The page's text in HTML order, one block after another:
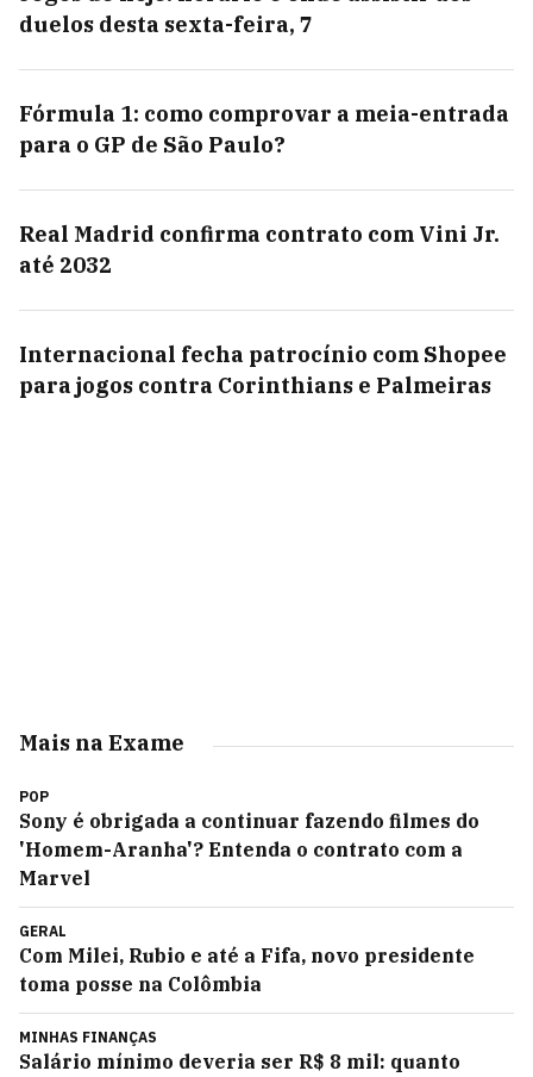
duelos desta sexta-feira, 7
Fórmula 1: como comprovar a meia-entrada
para o GP de São Paulo?
Real Madrid confirma contrato com Vini Jr.
até 2032
Internacional fecha patrocínio com Shopee
para jogos contra Corinthians e Palmeiras
Mais na Exame
POP
Sony é obrigada a continuar fazendo filmes do
'Homem-Aranha'? Entenda o contrato com a
Marvel
GERAL
Com Milei, Rubio e até a Fifa, novo presidente
toma posse na Colômbia
MINHAS FINANÇAS
Salário mínimo deveria ser R$ 8 mil: quanto